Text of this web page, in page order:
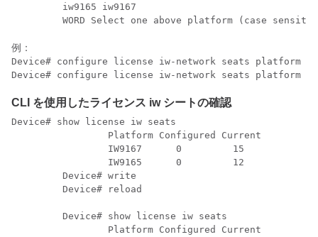
         iw9165 iw9167
WORD Select one above platform (case
例：
Device# configure license iw-network seats platform
Device# configure license iw-network seats platform
CLI を使用したライセンス iw シートの確認
Device# show license iw seats
                 Platform Configured Current
                 IW9167      0         15
                 IW9165      0         12
         Device# write
         Device# reload
         Device# show license iw seats
                 Platform Configured Current